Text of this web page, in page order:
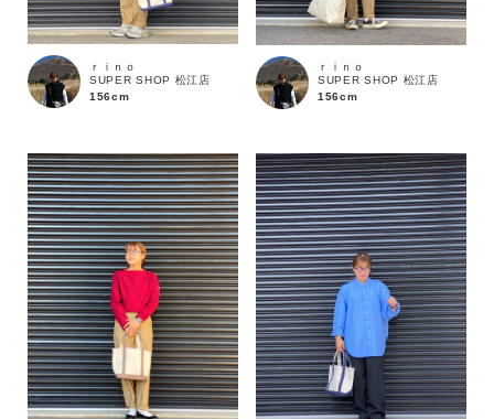
商品タイプ
通常商品 予約商品
在庫
在庫あり 在庫なし含む
ｒｉｎｏ
SUPER SHOP 松江店
156cm
ｒｉｎｏ
SUPER SHOP 松江店
156cm